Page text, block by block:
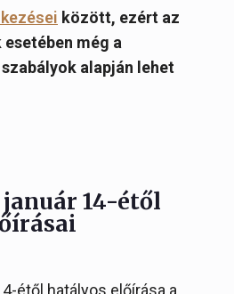
között, ezért az
esetében még a
alapján lehet
január 14-étől
étől hatályos előírása a